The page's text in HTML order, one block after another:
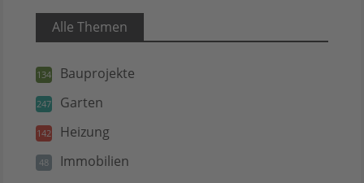
Alle Themen
134 Bauprojekte
247 Garten
142 Heizung
48 Immobilien